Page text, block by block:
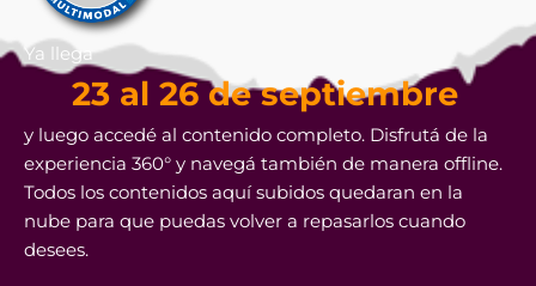
Ya llega
23 al 26 de septiembre
y luego accedé al contenido completo. Disfrutá de la
experiencia 360° y navegá también de manera offline.
Todos los contenidos aquí subidos quedaran en la
nube para que puedas volver a repasarlos cuando
desees.